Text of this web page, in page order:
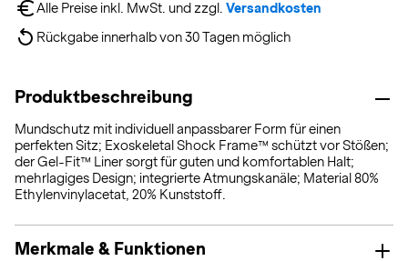
Alle Preise inkl. MwSt. und zzgl. Versandkosten
Rückgabe innerhalb von 30 Tagen möglich
Produktbeschreibung
Mundschutz mit individuell anpassbarer Form für einen
perfekten Sitz; Exoskeletal Shock Frame™ schützt vor Stößen;
der Gel-Fit™ Liner sorgt für guten und komfortablen Halt;
mehrlagiges Design; integrierte Atmungskanäle; Material 80%
Ethylenvinylacetat, 20% Kunststoff.
Merkmale & Funktionen